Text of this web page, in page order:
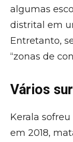
algumas
distrital em
Entretanto,
“zonas de
Vários
Kerala
em 2018,